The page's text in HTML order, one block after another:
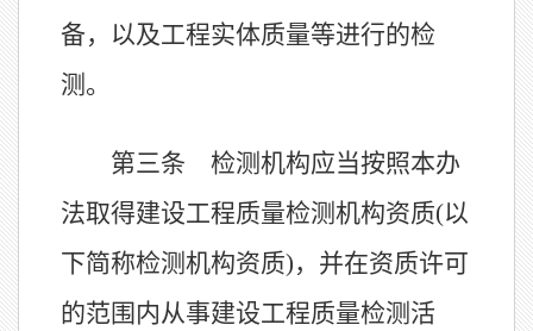
备，以及工程实体质量等进行的检
测。
第三条 检测机构应当按照本办
法取得建设工程质量检测机构资质(以
下简称检测机构资质)，并在资质许可
的范围内从事建设工程质量检测活